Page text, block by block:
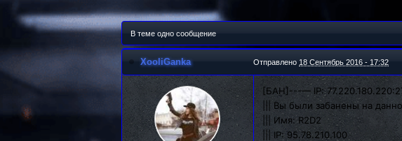
В теме одно сообщение
XooliGanka Отправлено 18 Сентябрь 2016 - 17:32
[БАН]---— IP:
||| Вы были забанены на
||| Имя: R2D2
||| IP: 95.78.210.100